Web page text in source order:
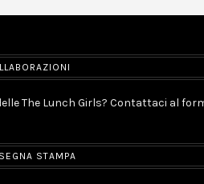
The Lunch Girls? Contattaci al
STAMPA